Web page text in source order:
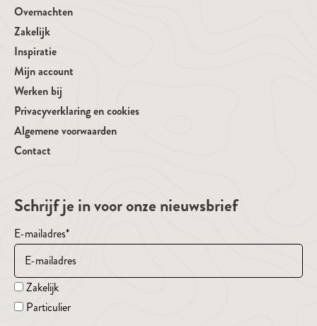
Overnachten
Zakelijk
Inspiratie
Mijn account
Werken bij
Privacyverklaring en cookies
Algemene voorwaarden
Contact
Schrijf je in voor onze nieuwsbrief
E-mailadres*
Zakelijk
Particulier